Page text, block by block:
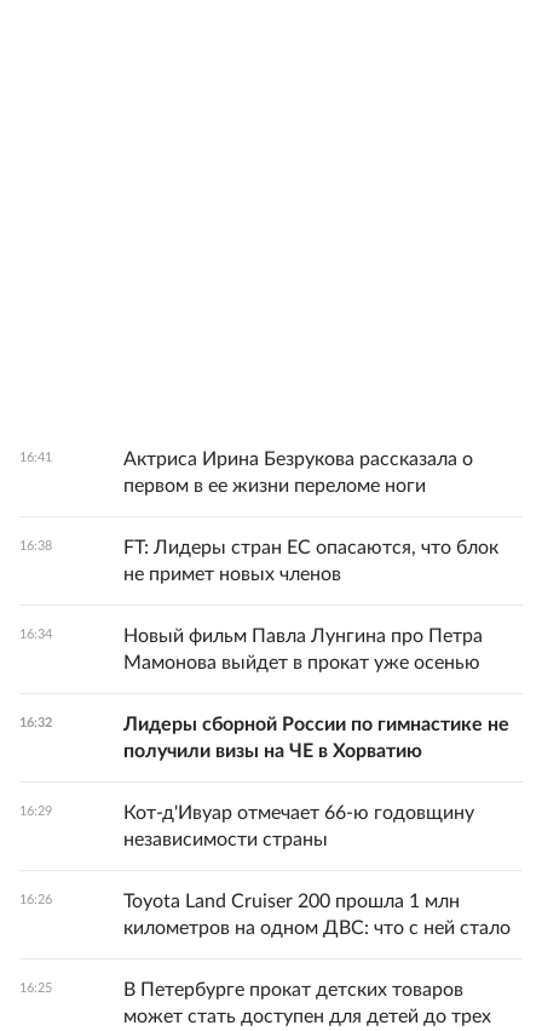
16:41
Актриса Ирина Безрукова рассказала о
первом в ее жизни переломе ноги
16:38
FT: Лидеры стран ЕС опасаются, что блок
не примет новых членов
16:34
Новый фильм Павла Лунгина про Петра
Мамонова выйдет в прокат уже осенью
16:32
Лидеры сборной России по гимнастике не
получили визы на ЧЕ в Хорватию
16:29
Кот-д'Ивуар отмечает 66-ю годовщину
независимости страны
16:26
Toyota Land Cruiser 200 прошла 1 млн
километров на одном ДВС: что с ней стало
16:25
В Петербурге прокат детских товаров
может стать доступен для детей до трех